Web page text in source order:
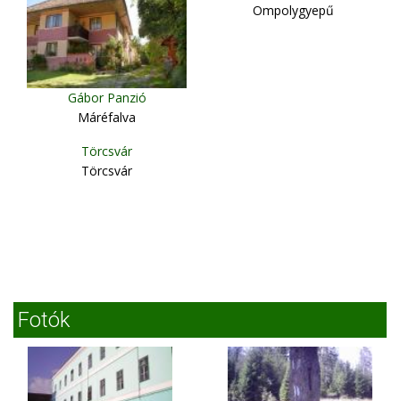
Gábor Panzió
Máréfalva
Ompolygyepű
Törcsvár
Törcsvár
Fotók